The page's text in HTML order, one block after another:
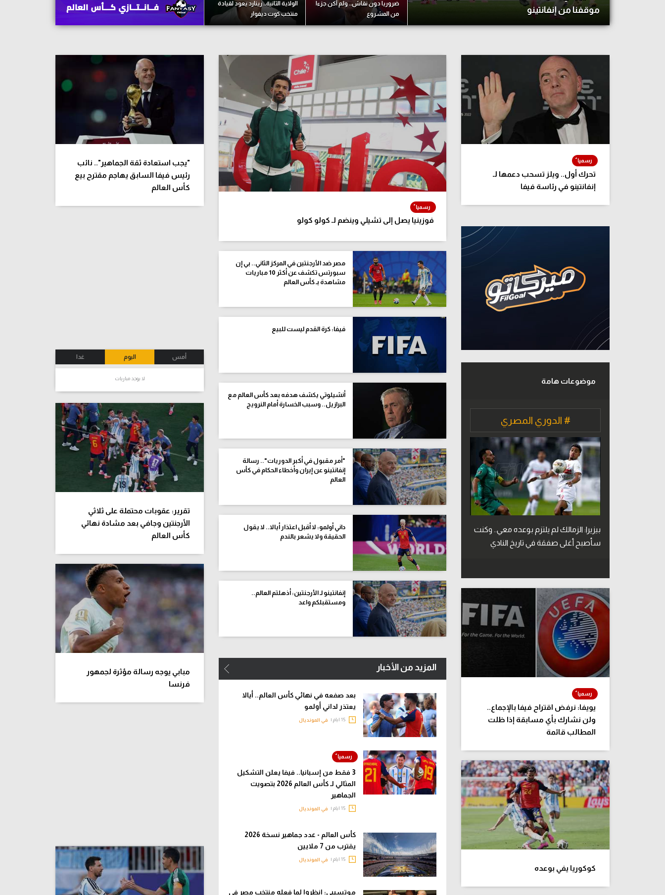
آراء حرة الدوري السعودي للمحترفين
كل البطولات
دوري أبطال أوروبا
رياضات أخرى
آسيا
أمريكا
موقفنا من إنفانتينو
ضروريا دون نقاش.. ولم أكن جزءا
من المشروع
الولاية الثانية.. رينارد يعود لقيادة
منتخب كوت ديفوار
تحرك أول.. ويلز تسحب دعمها لـ
إنفانتينو في رئاسة فيفا
موضوعات هامة
# الدوري المصري
بيزيرا: الزمالك لم يلتزم بوعده معي.. وكنت
سأصبح أغلى صفقة في تاريخ النادي
يويفا: نرفض اقتراح فيفا بالإجماع..
ولن نشارك بأي مسابقة إذا ظلت
المطالب قائمة
كوكوريا يفي بوعده
فوزينيا يصل إلى تشيلي وينضم لـ كولو كولو
مصر ضد الأرجنتين في المركز الثاني.. بي إن
سبورتس تكشف عن أكثر 10 مباريات
مشاهدة بـ كأس العالم
فيفا: كرة القدم ليست للبيع
أنشيلوتي يكشف هدفه بعد كأس العالم مع
البرازيل.. وسبب الخسارة أمام النرويج
"أمر مقبول في أكبر الدوريات".. رسالة
إنفانتينو عن إيران وأخطاء الحكام في كأس
العالم
داني أولمو: لا أقبل اعتذار أيالا.. لا يقول
الحقيقة ولا يشعر بالندم
إنفانتينو لـ الأرجنتين: أذهلتم العالم..
ومستقبلكم واعد
المزيد من الأخبار
بعد صفعه في نهائي كأس العالم.. أيالا
يعتذر لداني أولمو
15 ايام | في المونديال
3 فقط من إسبانيا.. فيفا يعلن التشكيل
المثالي لـ كأس العالم 2026 بتصويت
الجماهير
15 ايام | في المونديال
كأس العالم - عدد جماهير نسخة 2026
يقترب من 7 ملايين
15 ايام | في المونديال
موتسيبي: انظروا لما فعله منتخب مصر في
"يجب استعادة ثقة الجماهير".. نائب
رئيس فيفا السابق يهاجم مقترح بيع
كأس العالم
أمس اليوم غدا
لا يوجد مباريات
تقرير: عقوبات محتملة على ثلاثي
الأرجنتين وجافي بعد مشادة نهائي
كأس العالم
مبابي يوجه رسالة مؤثرة لجمهور
فرنسا